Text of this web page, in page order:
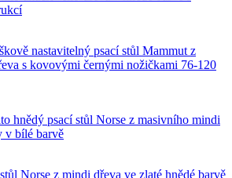
nastavitelný psací stůl Mammut z
s kovovými černými nožičkami 76-120
Norse z mindi dřeva ve zlaté hnědé barvě